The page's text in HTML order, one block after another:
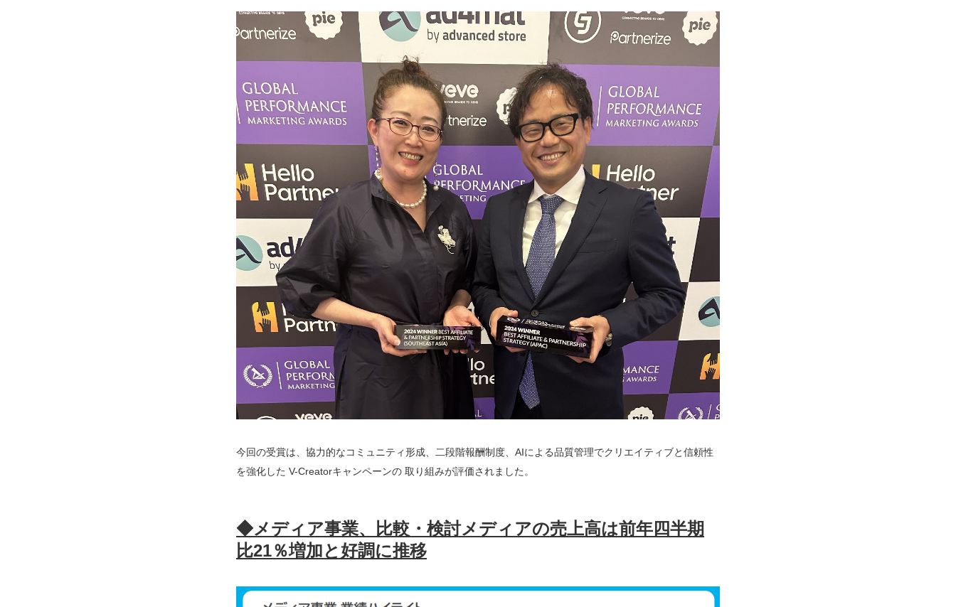
今回の受賞は、協力的なコミュニティ形成、二段階報酬制度、AIによる品質管理でクリエイティブと信頼性
を強化した V-Creatorキャンペーンの 取り組みが評価されました。
◆メディア事業、比較・検討メディアの売上高は前年四半期
比21％増加と好調に推移